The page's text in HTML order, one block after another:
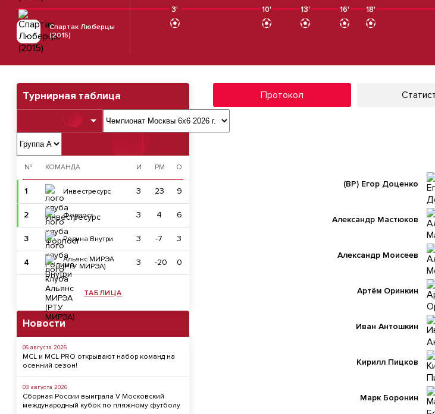
3' 10' 13' 16' 18'
Спартак Люберцы
(2015)
Турнирная таблица
№ КОМАНДА И РМ О
1 Инвестресурс 3 23 9
2 Форпост 3 4 6
3 Родина Внутри 3 -7 3
4
Альянс МИРЭА
(РТУ МИРЭА)
3 -20 0
ТАБЛИЦА
Новости
06 августа 2026
MCL и MCL PRO открывают набор команд на
осенний сезон!
03 августа 2026
Сборная России выиграла V Московский
международный кубок по пляжному футболу
Протокол
Егор Доценко
(ВР)
Александр Мастюков
Александр Моисеев
Артём Оринкин
Иван Антошкин
Кирилл Пицков
Марк Боронин